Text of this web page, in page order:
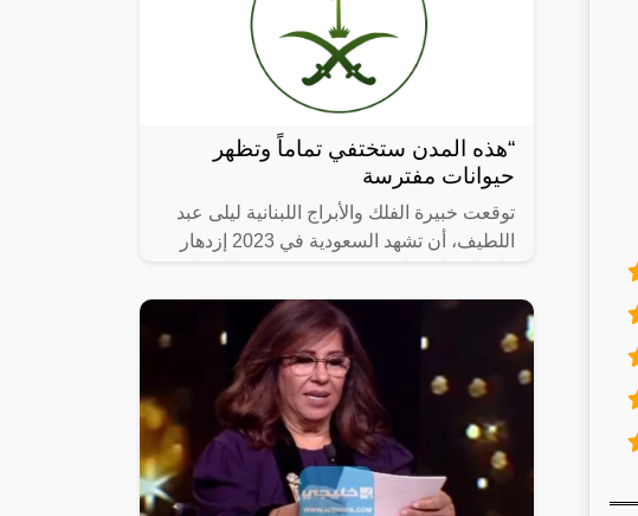
“هذه المدن ستختفي تماماً وتظهر
حيوانات مفترسة
توقعت خبيرة الفلك والأبراج اللبنانية ليلى عبد
اللطيف، أن تشهد السعودية في 2023 إزدهار
ولي العهد السعودي الأمير محمد بن